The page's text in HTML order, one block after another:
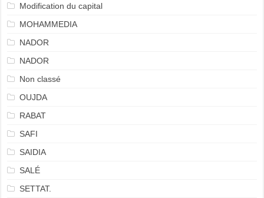
Modification du capital
MOHAMMEDIA
NADOR
NADOR
Non classé
OUJDA
RABAT
SAFI
SAIDIA
SALÉ
SETTAT.